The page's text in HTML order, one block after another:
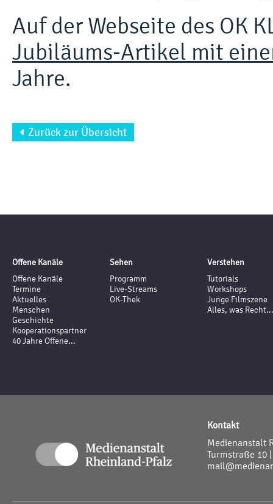
Auf der Webseite des OK
Jubiläums-Artikel mit
Jahre.
Zurück zur Übersicht
Offene Kanäle
Offene Kanäle
Termine
Aktuelles
Menschen
Geschichte
Kooperationspartner
40 Jahre Offene...
Sehen
Programm
Live-Streams
OK-Thek
Verstehen
Tutorials
Workshops
Junge Filmszene
Alles, was Recht...
Kontakt
Medienanstalt
Turmstraße 10